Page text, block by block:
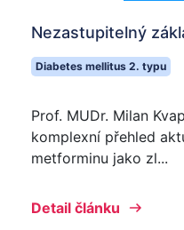
Nezastupitelný
Diabetes mellitus 2. typu
Prof. MUDr. Milan
komplexní přehled
metforminu jako zl...
Detail článku